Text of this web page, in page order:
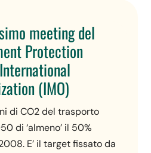
meeting del
Protection
(IMO)
di CO2 del trasporto
di ‘almeno’ il 50%
E’ il target fissato da